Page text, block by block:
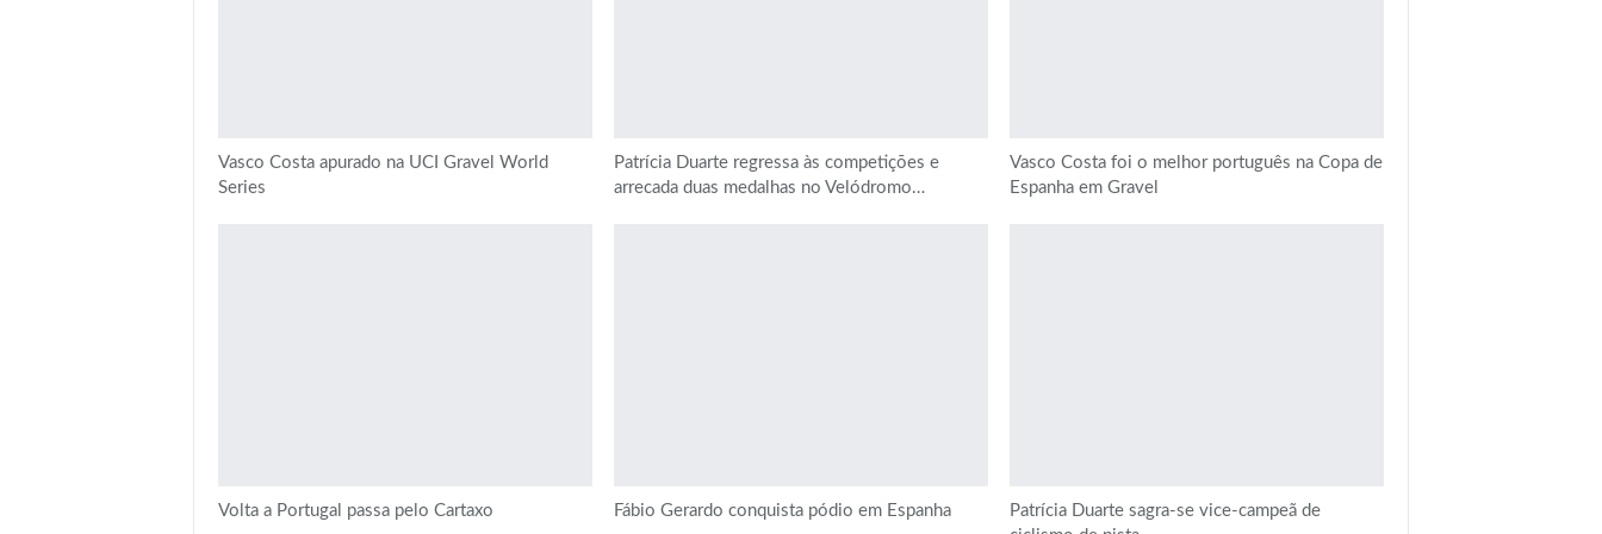
Vasco Costa apurado na UCI Gravel World
Series
Patrícia Duarte regressa às competições e
arrecada duas medalhas no Velódromo…
Vasco Costa foi o melhor português na Copa de
Espanha em Gravel
Volta a Portugal passa pelo Cartaxo Fábio Gerardo conquista pódio em Espanha
Patrícia Duarte sagra-se vice-campeã de